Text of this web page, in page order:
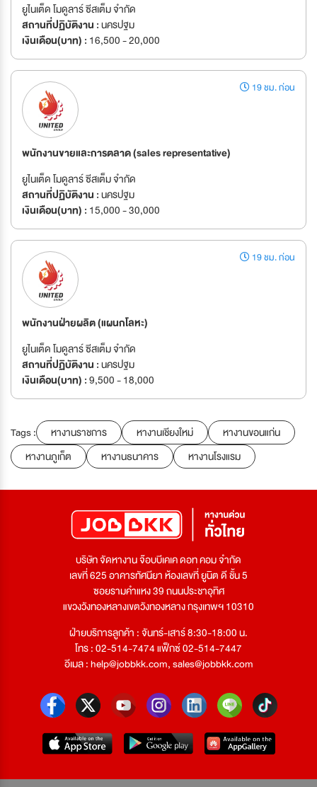
ยูไนเต็ด โมดูลาร์ ซีสเต็ม จำกัด
สถานที่ปฏิบัติงาน :นครปฐม
เงินเดือน(บาท) : 16,500 - 20,000
19 ชม. ก่อน
พนักงานขายและการตลาด (sales representative)
ยูไนเต็ด โมดูลาร์ ซีสเต็ม จำกัด
สถานที่ปฏิบัติงาน :นครปฐม
เงินเดือน(บาท) : 15,000 - 30,000
19 ชม. ก่อน
พนักงานฝ่ายผลิต (แผนกโลหะ)
ยูไนเต็ด โมดูลาร์ ซีสเต็ม จำกัด
สถานที่ปฏิบัติงาน :นครปฐม
เงินเดือน(บาท) :9,500 - 18,000
Tags : หางานราชการ หางานเชียงใหม่
หางานขอนแก่น
หางานภูเก็ต
หางานธนาคาร หางานโรงแรม
บริษัท จัดหางาน จ๊อบบีเคเค ดอท คอม จำกัด
เลขที่ 625 อาคารทัศนียา ห้องเลขที่ ยูนิต ดี ชั้น 5
ซอยรามคำแหง 39 ถนนประชาอุทิศ
แขวงวังทองหลางเขตวังทองหลาง กรุงเทพฯ 10310
ฝ่ายบริการลูกค้า : จันทร์-เสาร์ 8:30-18:00 น.
โทร : 02-514-7474 แฟ็กซ์ 02-514-7447
อีเมล :help@jobbkk.com,sales@jobbkk.com